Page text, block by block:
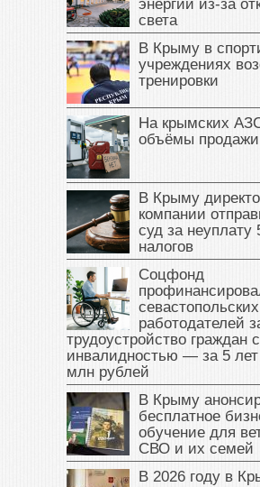
энергии из-за
света
В Крыму в
учреждениях
тренировки
На крымских
объёмы
В Крыму
компании
суд за неуплату
налогов
Соцфонд
севастопольских
работодателей
трудоустройство граждан с
инвалидностью — за 5
млн рублей
В Крыму
бесплатное
обучение для
СВО и их семей
В 2026 году в